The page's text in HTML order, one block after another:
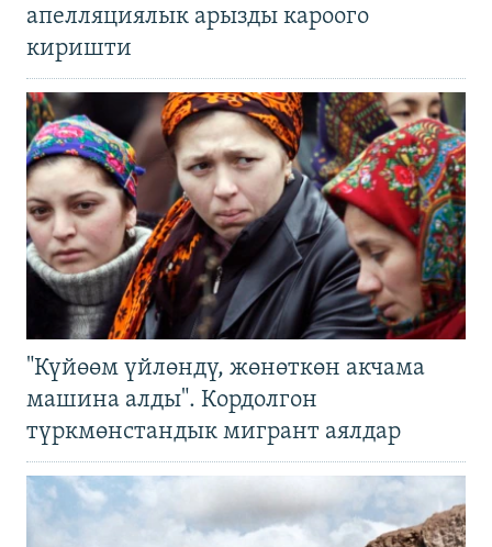
апелляциялык арызды кароого
киришти
"Күйөөм үйлөндү, жөнөткөн акчама
машина алды". Кордолгон
түркмөнстандык мигрант аялдар